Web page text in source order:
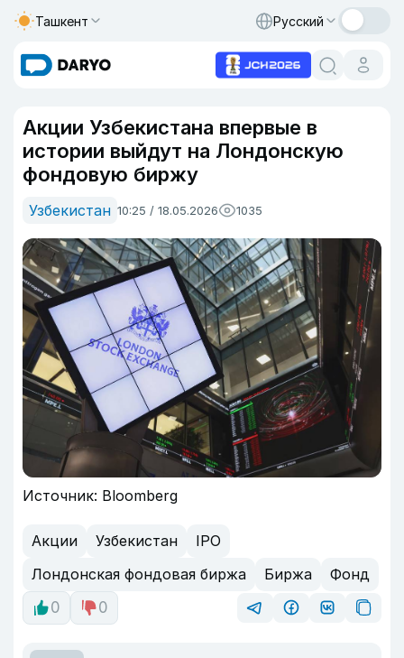
Ташкент Русский
Акции Узбекистана впервые в
истории выйдут на Лондонскую
фондовую биржу
Узбекистан 10:25 / 18.05.2026 1035
Источник: Bloomberg
Акции Узбекистан
IPO
Лондонская фондовая биржа
Биржа
Фонд
0
0